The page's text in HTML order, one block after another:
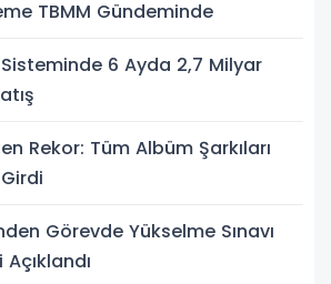
TBMM Gündeminde
6 Ayda 2,7 Milyar
Rekor: Tüm Albüm Şarkıları
Görevde Yükselme Sınavı